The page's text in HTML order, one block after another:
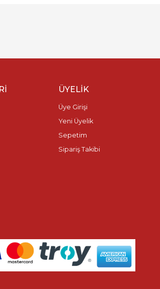
ÜYELIK
Üye Girişi
Yeni Üyelik
Sepetim
Sipariş Takibi